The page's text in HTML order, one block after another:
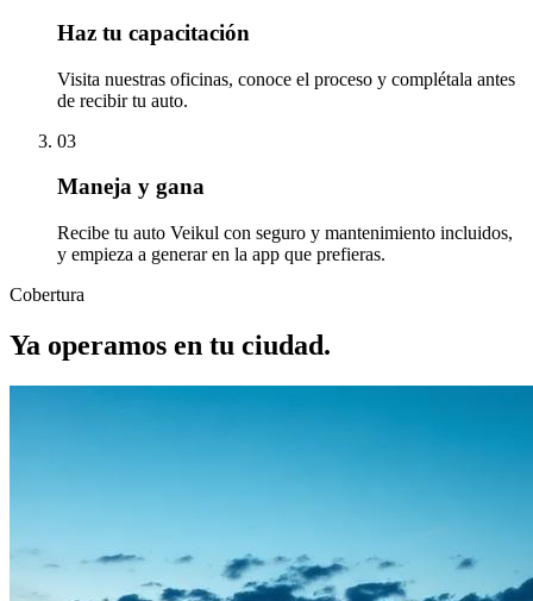
Haz tu capacitación
Visita nuestras oficinas, conoce el proceso y complétala antes
de recibir tu auto.
03
Maneja y gana
Recibe tu auto Veikul con seguro y mantenimiento incluidos,
y empieza a generar en la app que prefieras.
Cobertura
Ya operamos en tu ciudad.